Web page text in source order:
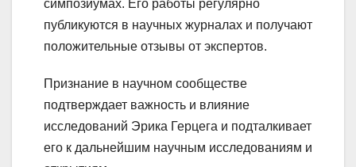
симпозиумах. Его работы регулярно
публикуются в научных журналах и получают
положительные отзывы от экспертов.
Признание в научном сообществе
подтверждает важность и влияние
исследований Эрика Герцега и подталкивает
его к дальнейшим научным исследованиям и